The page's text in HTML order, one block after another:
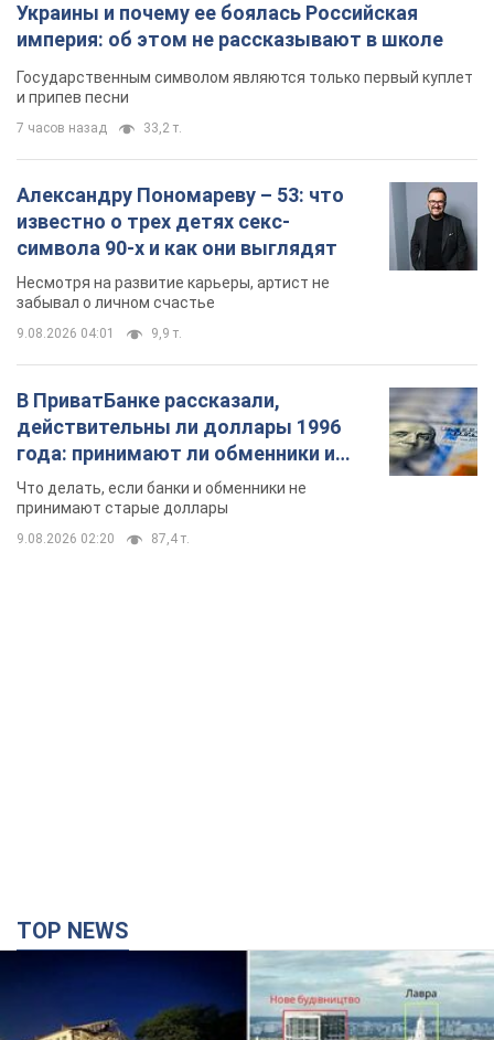
Украины и почему ее боялась Российская
империя: об этом не рассказывают в школе
Государственным символом являются только первый куплет
и припев песни
7 часов назад 33,2 т.
Александру Пономареву – 53: что
известно о трех детях секс-
символа 90-х и как они выглядят
Несмотря на развитие карьеры, артист не
забывал о личном счастье
9.08.2026 04:01 9,9 т.
В ПриватБанке рассказали,
действительны ли доллары 1996
года: принимают ли обменники и
банки такие купюры
Что делать, если банки и обменники не
принимают старые доллары
9.08.2026 02:20 87,4 т.
TOP NEWS